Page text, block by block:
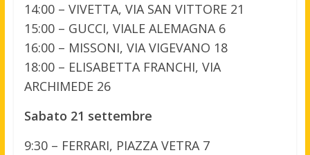
14:00 – VIVETTA, VIA SAN VITTORE 21
15:00 – GUCCI, VIALE ALEMAGNA 6
16:00 – MISSONI, VIA VIGEVANO 18
18:00 – ELISABETTA FRANCHI, VIA
ARCHIMEDE 26
Sabato 21 settembre
9:30 – FERRARI, PIAZZA VETRA 7